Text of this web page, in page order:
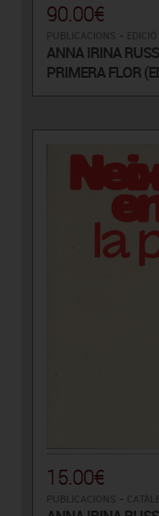
90.00€
-
ANNA IRINA
PRIMERA FLOR
15.00€
-